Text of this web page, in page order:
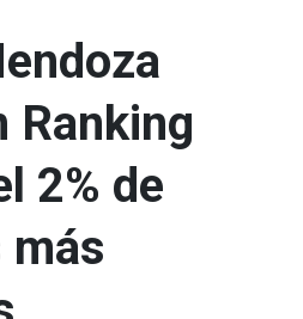
Ranking
2% de